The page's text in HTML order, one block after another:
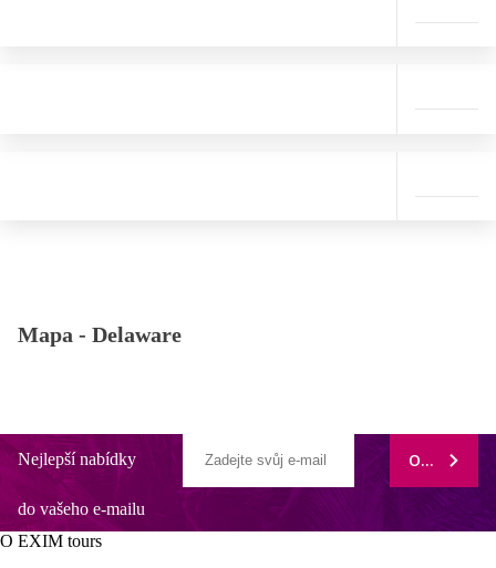
Mapa - Delaware
Nejlepší nabídky
do vašeho e-mailu
ODEBÍRAT
O EXIM tours